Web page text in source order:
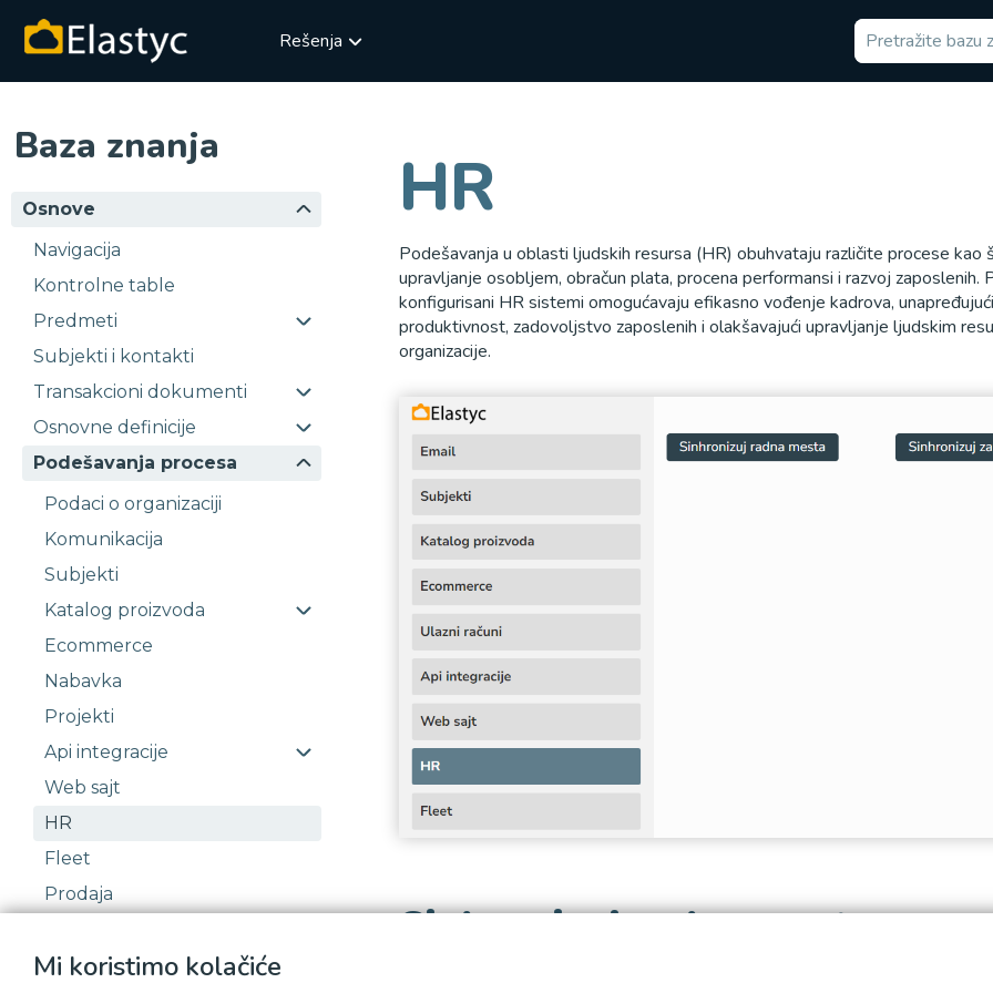
Mi koristimo kolačiće
Rešenja
Baza znanja
Osnove
Navigacija
Kontrolne table
Predmeti
Subjekti i kontakti
Transakcioni dokumenti
Osnovne definicije
Podešavanja procesa
Podaci o organizaciji
Komunikacija
Subjekti
Katalog proizvoda
Ecommerce
Nabavka
Projekti
Api integracije
Web sajt
HR
Fleet
Prodaja
Podrška
HR
Podešavanja u oblasti ljudskih resursa (HR) obuhvataju različite procese kao
upravljanje osobljem, obračun plata, procena performansi i razvoj zaposlenih.
konfigurisani HR sistemi omogućavaju efikasno vođenje kadrova, unapređujući
produktivnost, zadovoljstvo zaposlenih i olakšavajući upravljanje ljudskim
organizacije.
Sinhronizuj radna mesta